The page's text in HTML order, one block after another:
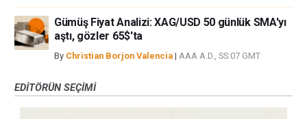
Gümüş Fiyat Analizi: XAG/USD 50 günlük SMA'yı
aştı, gözler 65$'ta
By Christian Borjon Valencia | AAA A.D., SS:07 GMT
EDITÖRÜN SEÇIMI